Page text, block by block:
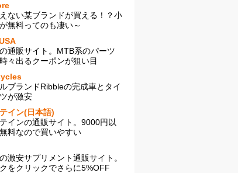
ない某ブランドが買える！？小
無料ってのも凄い～
通販サイト。MTB系のパーツ
々出るクーポンが狙い目
ブランドRibbleの完成車とタイ
が激安
イン(日本語)
インの通販サイト。9000円以
無料なので買いやすい
激安サプリメント通販サイト。
をクリックでさらに5%OFF